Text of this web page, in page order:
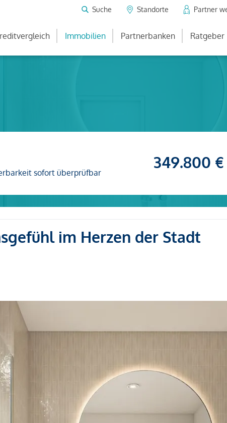
Suche Standorte Partner
Immobilien Partnerbanken Ratgeber
sofort überprüfbar
349.800 €
im Herzen der Stadt